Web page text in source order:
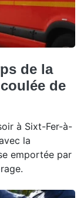
de la
de
à Sixt-Fer-à-
la
emportée par